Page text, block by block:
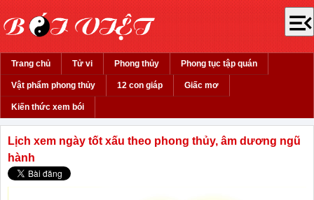
Trang chủ Tử vi Phong thủy Phong tục tập quán
Vật phẩm phong thủy 12 con giáp Giấc mơ
Kiến thức xem bói
Lịch xem ngày tốt xấu theo phong thủy, âm dương ngũ
hành